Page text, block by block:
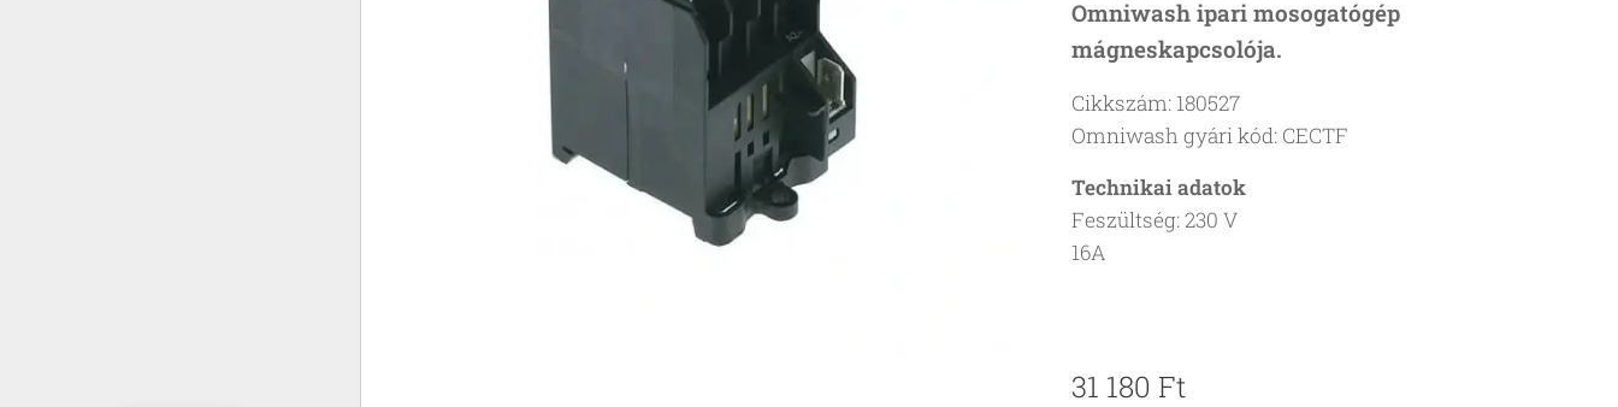
Omniwash ipari mosogatógép
mágneskapcsolója.
Cikkszám: 180527
Omniwash gyári kód: CECTF
Technikai adatok
Feszültség: 230 V
16A
31 180 Ft